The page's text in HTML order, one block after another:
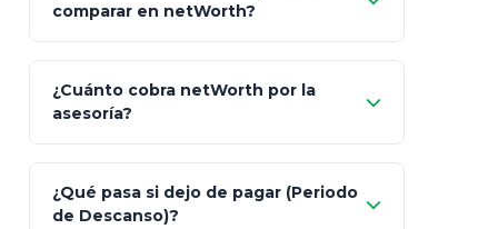
comparar en netWorth?
¿Cuánto cobra netWorth por la
asesoría?
¿Qué pasa si dejo de pagar (Periodo
de Descanso)?